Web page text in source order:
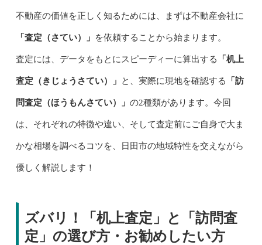
不動産の価値を正しく知るためには、まずは不動産会社に
「査定（さてい）」 を依頼することから始まります。
査定には、データをもとにスピーディーに算出する 「机上
査定（きじょうさてい）」 と、実際に現地を確認する 「訪
問査定（ほうもんさてい）」 の2種類があります。今回
は、それぞれの特徴や違い、そして査定前にご自身で大ま
かな相場を調べるコツを、日田市の地域特性を交えながら
優しく解説します！
ズバリ！「机上査定」と「訪問査
定」の選び方・お勧めしたい方